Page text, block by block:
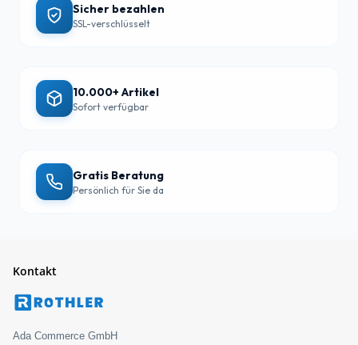
Sicher bezahlen
SSL-verschlüsselt
10.000+ Artikel
Sofort verfügbar
Gratis Beratung
Persönlich für Sie da
Kontakt
Ada Commerce GmbH